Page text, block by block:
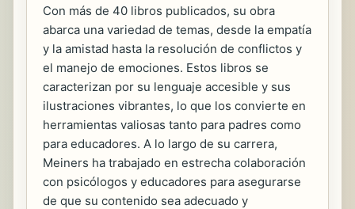
Con más de 40 libros publicados, su obra
abarca una variedad de temas, desde la empatía
y la amistad hasta la resolución de conflictos y
el manejo de emociones. Estos libros se
caracterizan por su lenguaje accesible y sus
ilustraciones vibrantes, lo que los convierte en
herramientas valiosas tanto para padres como
para educadores. A lo largo de su carrera,
Meiners ha trabajado en estrecha colaboración
con psicólogos y educadores para asegurarse
de que su contenido sea adecuado y